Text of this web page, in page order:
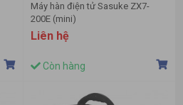
Máy hàn điện tử Sasuke ZX7-
200E (mini)
Liên hệ
Còn hàng